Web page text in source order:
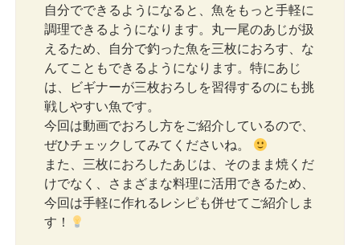
自分でできるようになると、魚をもっと手軽に
調理できるようになります。丸一尾のあじが扱
えるため、自分で釣った魚を三枚におろす、な
んてこともできるようになります。特にあじ
は、ビギナーが三枚おろしを習得するのにも挑
戦しやすい魚です。
今回は動画でおろし方をご紹介しているので、
ぜひチェックしてみてくださいね。
また、三枚におろしたあじは、そのまま焼くだ
けでなく、さまざまな料理に活用できるため、
今回は手軽に作れるレシピも併せてご紹介しま
す！